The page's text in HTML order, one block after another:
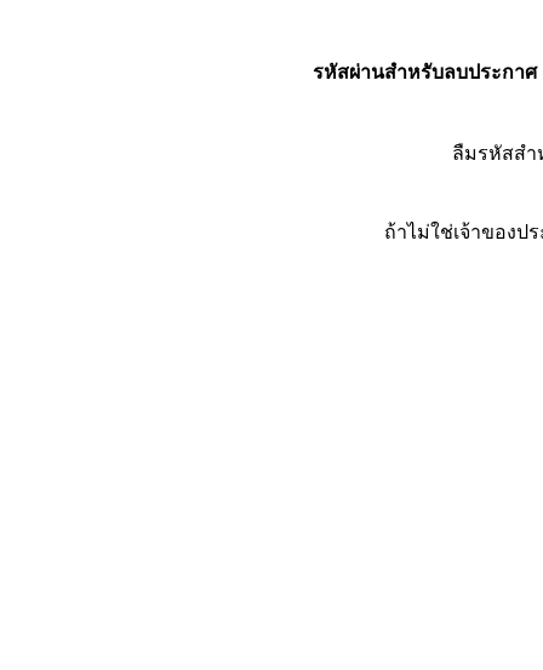
รหัสผ่านสำหรับลบประกาศ
ลืมรหัสส
ถ้าไม่ใช่เจ้าของป